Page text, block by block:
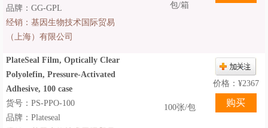
包/箱
品牌：GG-GPL
经销： 基因生物技术国际贸易
（上海）有限公司
PlateSeal Film, Optically Clear
Polyolefin, Pressure-Activated
Adhesive, 100 case
100张/包
价格： ¥2367
货号：PS-PPO-100
品牌：Plateseal